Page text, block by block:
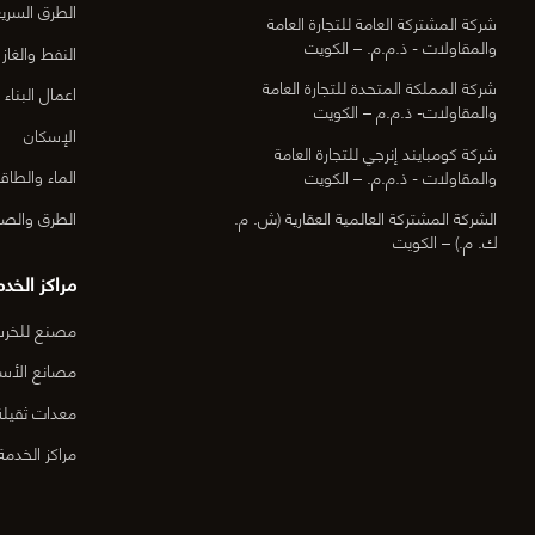
شركة المشتركة العامة للتجارة العامة
والمقاولات - ذ.م.م. – الكويت
شركة المملكة المتحدة للتجارة العامة
والمقاولات- ذ.م.م – الكويت
شركة كومبايند إنرجي للتجارة العامة
والمقاولات - ذ.م.م. – الكويت
الشركة المشتركة العالمية العقارية (ش. م.
ك. م.) – الكويت
الطرق
النفط والغاز
اعمال البناء
الإسكان
الماء
الطرق
مراكز
مصنع
مصانع
معدات
مراكز